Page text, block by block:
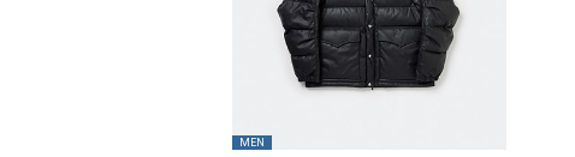
MEN